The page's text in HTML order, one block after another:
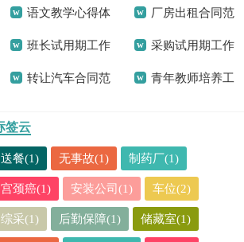
结 作总结
语文教学心得体
会(通用15篇)
厂房出租合同范
本
班长试用期工作
总结
采购试用期工作
总结
转让汽车合同范 青年教师培养工
签云
送餐(1) 无事故(1) 制药厂(1)
宫颈癌(1) 安装公司(1) 车位(2)
综采(1) 后勤保障(1) 储藏室(1)